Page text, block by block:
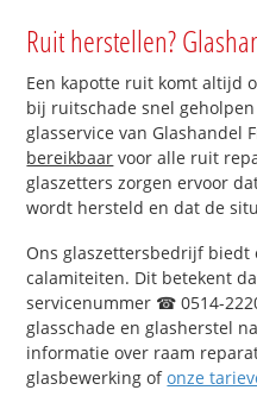
Ruit herstellen?
Een kapotte ruit komt altijd
bij ruitschade snel
glasservice van Glashandel
bereikbaar voor alle ruit
glaszetters zorgen ervoor
wordt hersteld en dat de
Ons glaszettersbedrijf biedt
calamiteiten. Dit betekent
servicenummer ☎ 0514-
glasschade en glasherstel
informatie over raam
glasbewerking ofonze